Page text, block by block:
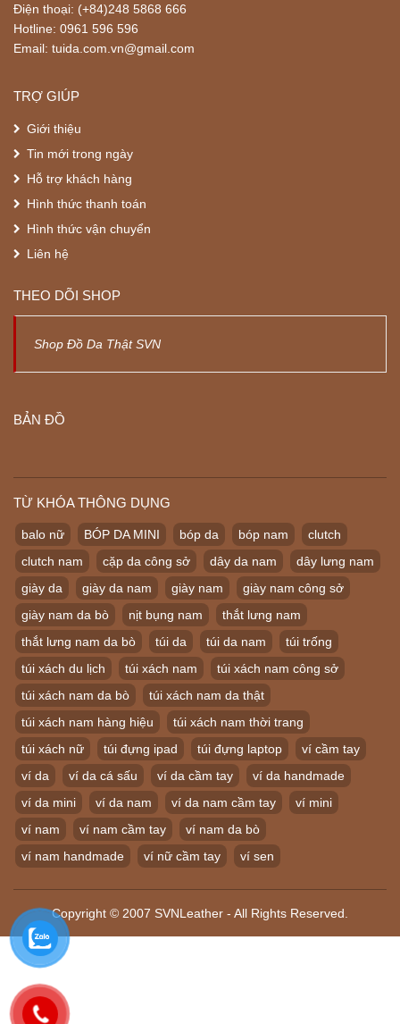
Điện thoại: (+84)248 5868 666
Hotline: 0961 596 596
Email: tuida.com.vn@gmail.com
TRỢ GIÚP
Giới thiệu
Tin mới trong ngày
Hỗ trợ khách hàng
Hình thức thanh toán
Hình thức vận chuyển
Liên hệ
THEO DÕI SHOP
Shop Đồ Da Thật SVN
BẢN ĐỒ
TỪ KHÓA THÔNG DỤNG
balo nữ BÓP DA MINI bóp da bóp nam
clutch
clutch nam
cặp da công sở dây da nam
dây lưng nam
giày da
giày da nam giày nam
giày nam công sở
giày nam da bò
nịt bụng nam
thắt lưng nam
thắt lưng nam da bò
túi da túi da nam
túi trống
túi xách du lịch
túi xách nam
túi xách nam công sở
túi xách nam da bò
túi xách nam da thật
túi xách nam hàng hiệu
túi xách nam thời trang
túi xách nữ
túi đựng ipad túi đựng laptop
ví cầm tay
ví da
ví da cá sấu ví da cầm tay
ví da handmade
ví da mini
ví da nam ví da nam cầm tay
ví mini
ví nam
ví nam cầm tay
ví nam da bò
ví nam handmade
ví nữ cầm tay ví sen
Copyright © 2007 SVNLeather - All Rights Reserved.